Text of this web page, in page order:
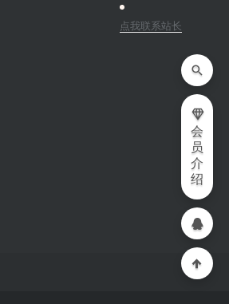
点我联系站长
会
员
介
绍